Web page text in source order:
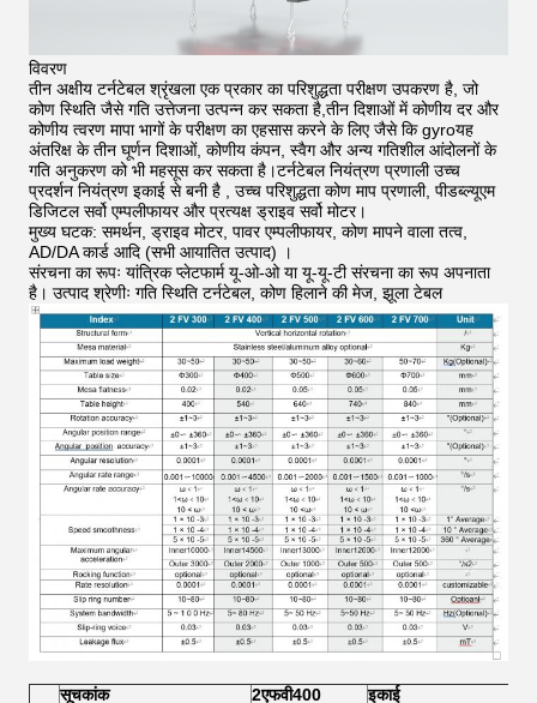
विवरण
तीन अक्षीय टर्नटेबल श्रृंखला एक प्रकार का परिशुद्धता परीक्षण उपकरण है, जो
कोण स्थिति जैसे गति उत्तेजना उत्पन्न कर सकता है,तीन दिशाओं में कोणीय दर और
कोणीय त्वरण मापा भागों के परीक्षण का एहसास करने के लिए जैसे कि gyroयह
अंतरिक्ष के तीन घूर्णन दिशाओं, कोणीय कंपन, स्वैग और अन्य गतिशील आंदोलनों के
गति अनुकरण को भी महसूस कर सकता है।टर्नटेबल नियंत्रण प्रणाली उच्च
प्रदर्शन नियंत्रण इकाई से बनी है , उच्च परिशुद्धता कोण माप प्रणाली, पीडब्ल्यूएम
डिजिटल सर्वो एम्पलीफायर और प्रत्यक्ष ड्राइव सर्वो मोटर।
मुख्य घटक: समर्थन, ड्राइव मोटर, पावर एम्पलीफायर, कोण मापने वाला तत्व,
AD/DA कार्ड आदि (सभी आयातित उत्पाद) ।
संरचना का रूपः यांत्रिक प्लेटफार्म यू-ओ-ओ या यू-यू-टी संरचना का रूप अपनाता
है। उत्पाद श्रेणीः गति स्थिति टर्नटेबल, कोण हिलाने की मेज, झूला टेबल
सूचकांक 2एफवी400 इकाई